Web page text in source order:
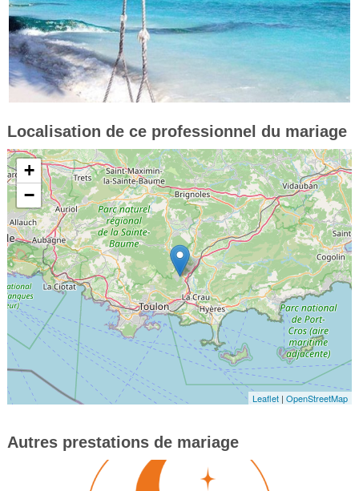
Localisation de ce professionnel du mariage
+
−
Leaflet |OpenStreetMap
Autres prestations de mariage